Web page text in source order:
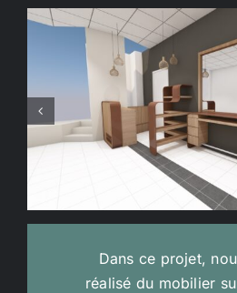
Dans ce projet,
réalisé du mobilier